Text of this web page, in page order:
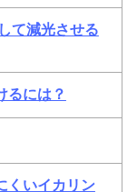
て減光させる
るには？
くいイカリン